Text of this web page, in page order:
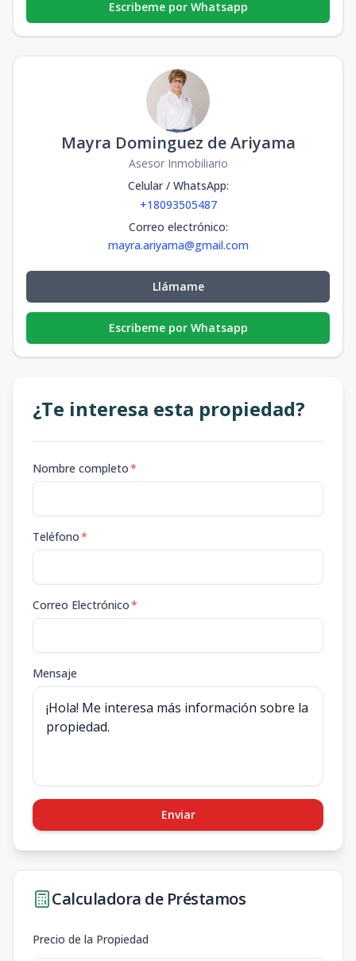
Escribeme por Whatsapp
Mayra Dominguez de Ariyama
Asesor Inmobiliario
Celular / WhatsApp:
+18093505487
Correo electrónico:
mayra.ariyama@gmail.com
Llámame
Escribeme por Whatsapp
¿Te interesa esta propiedad?
Nombre completo*
Teléfono*
Correo Electrónico*
Mensaje
Enviar
Calculadora de Préstamos
Precio de la Propiedad